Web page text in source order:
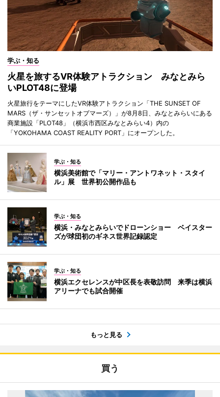
学ぶ・知る
火星を旅するVR体験アトラクション みなとみら
いPLOT48に登場
火星旅行をテーマにしたVR体験アトラクション「THE SUNSET OF
MARS（ザ・サンセットオブマーズ）」が8月8日、みなとみらいにある
商業施設「PLOT48」（横浜市西区みなとみらい4）内の
「YOKOHAMA COAST REALITY PORT」にオープンした。
学ぶ・知る
横浜美術館で「マリー・アントワネット・スタイ
ル」展 世界初公開作品も
学ぶ・知る
横浜・みなとみらいでドローンショー ベイスター
ズが球団初のギネス世界記録認定
学ぶ・知る
横浜エクセレンスが中区長を表敬訪問 来季は横浜
アリーナでも試合開催
もっと見る
買う